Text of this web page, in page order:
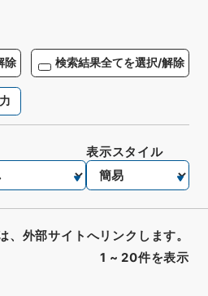
除 検索結果全てを選択/解除
1 ~ 20件を表示
表示スタイル
、外部サイトへリンクします。